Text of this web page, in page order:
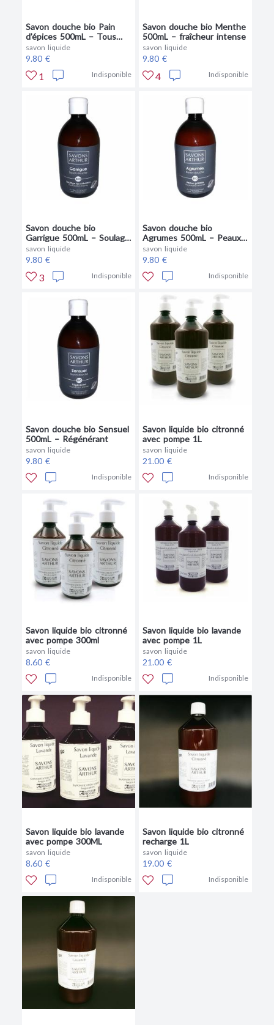
Savon douche bio Pain
d’épices 500mL – Tous
types de peaux
savon liquide
9.80 €
1 Indisponible
Savon douche bio Menthe
500mL – fraîcheur intense
savon liquide
9.80 €
4 Indisponible
Savon douche bio
Garrigue 500mL – Soulage
les irritations
savon liquide
9.80 €
3 Indisponible
Savon douche bio
Agrumes 500mL – Peaux
grasses
savon liquide
9.80 €
Indisponible
Savon douche bio Sensuel
500mL – Régénérant
savon liquide
9.80 €
Indisponible
Savon liquide bio citronné
avec pompe 1L
savon liquide
21.00 €
Indisponible
Savon liquide bio citronné
avec pompe 300ml
savon liquide
8.60 €
Indisponible
Savon liquide bio lavande
avec pompe 1L
savon liquide
21.00 €
Indisponible
Savon liquide bio lavande
avec pompe 300ML
savon liquide
8.60 €
Indisponible
Savon liquide bio citronné
recharge 1L
savon liquide
19.00 €
Indisponible